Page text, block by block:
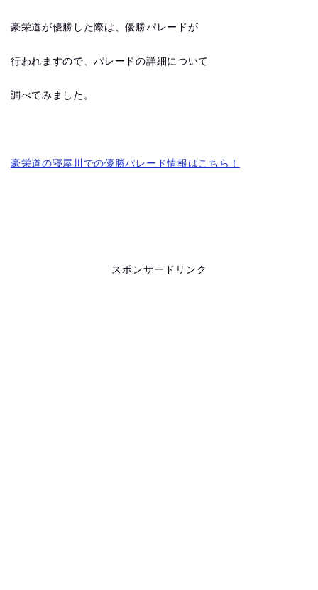
豪栄道が優勝した際は、優勝パレードが
行われますので、パレードの詳細について
調べてみました。
豪栄道の寝屋川での優勝パレード情報はこちら！
スポンサードリンク